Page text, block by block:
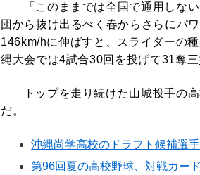
「このままでは全国で通用しな
団から抜け出るべく春からさらにパ
146km/hに伸ばすと、スライダーの
縄大会では4試合30回を投げて31奪
トップを走り続けた山城投手の
だ。
沖縄尚学高校のドラフト候補選
第96回夏の高校野球、対戦カー